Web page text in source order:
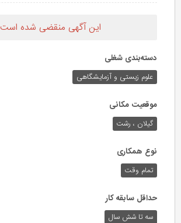
این آگهی منقضی شده است
دسته‌بندی شغلی
علوم زیستی و آزمایشگاهی
موقعیت مکانی
گیلان ، رشت
نوع همکاری
تمام وقت
حداقل سابقه کار
سه تا شش سال